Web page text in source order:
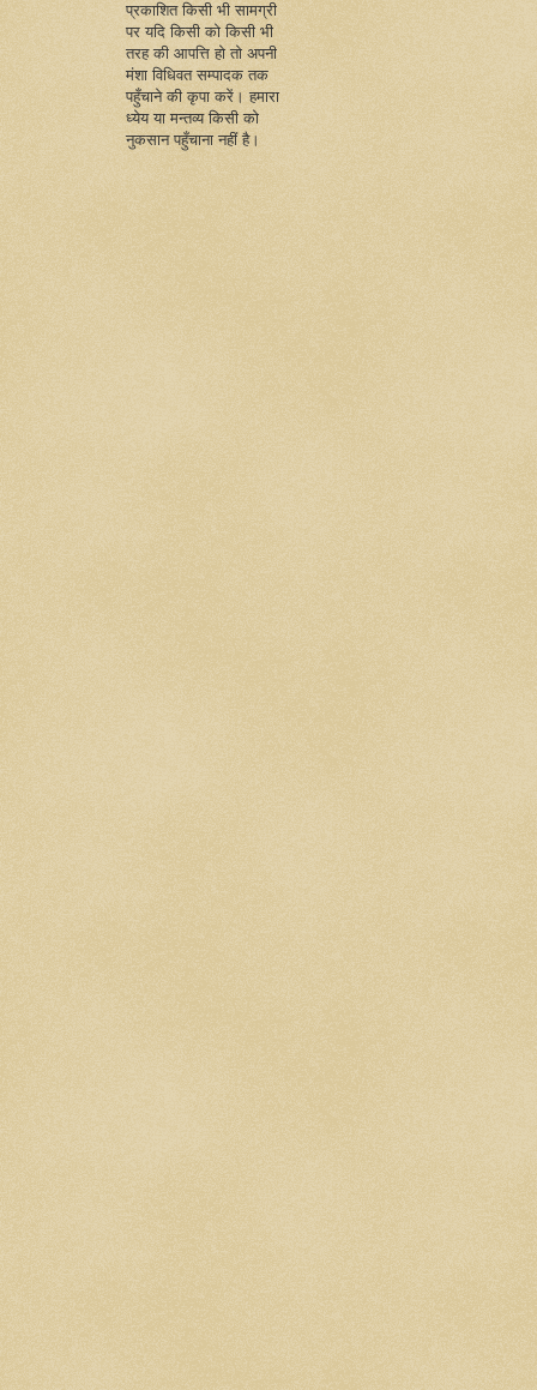
प्रकाशित किसी भी सामग्री
पर यदि किसी को किसी भी
तरह की आपत्ति हो तो अपनी
मंशा विधिवत सम्पादक तक
पहुँचाने की कृपा करें। हमारा
ध्येय या मन्तव्य किसी को
नुकसान पहुँचाना नहीं है।